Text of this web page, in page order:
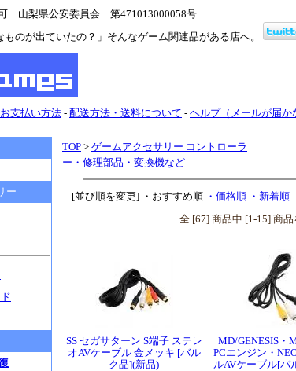
可 山梨県公安委員会 第471013000058号
が出ていたの？」そんなゲーム関連品がある店へ。
お支払い方法 - 配送方法・送料について - ヘルプ（メールが届
TOP > ゲームアクセサリー コントローラ
ー・修理部品・変換機など
[並び順を変更] ・おすすめ順 ・価格順 ・新着順
全 [67] 商品中 [1-15] 商品
SS セガサターン S端子 ステレ
オAVケーブル 金メッキ [バル
ク品](新品)
MD/GENESIS・
PCエンジン・
ルAVケーブル[バ
ー